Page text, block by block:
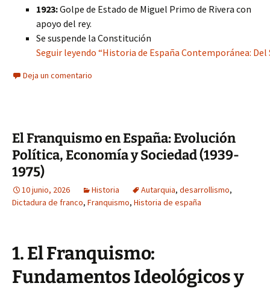
1923:Golpe de Estado de Miguel Primo de Rivera con
apoyo del rey.
Se suspende la Constitución
Seguir leyendo “Historia de España Contemporánea: Del
Deja un comentario
El Franquismo en España: Evolución
Política, Economía y Sociedad (1939-
1975)
10 junio, 2026 Historia Autarquia, desarrollismo,
Dictadura de franco, Franquismo, Historia de españa
1. El Franquismo:
Fundamentos Ideológicos y